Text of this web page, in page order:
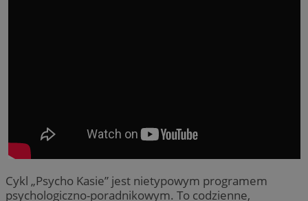
Cykl „Psycho Kasie” jest nietypowym programem
psychologiczno-poradnikowym. To codzienne,